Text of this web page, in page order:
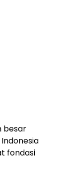
besar
fondasi